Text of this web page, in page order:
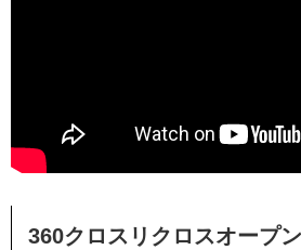
360クロスリクロスオープ